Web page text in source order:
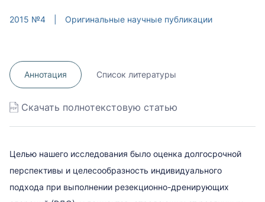
2015 №4 Оригинальные научные публикации
Аннотация Список литературы
Скачать полнотекстовую статью
Целью нашего исследования было оценка долгосрочной
перспективы и целесообразность индивидуального
подхода при выполнении резекционно-дренирующих